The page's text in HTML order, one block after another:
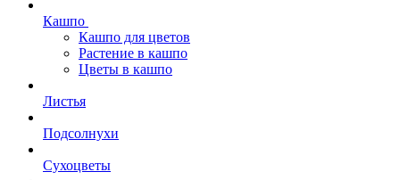
Кашпо
Кашпо для цветов
Растение в кашпо
Цветы в кашпо
Листья
Подсолнухи
Сухоцветы